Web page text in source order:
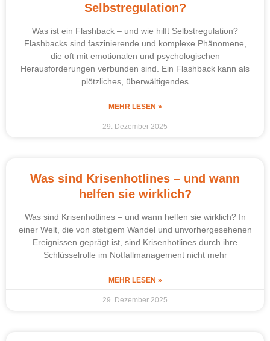
Selbstregulation?
Was ist ein Flashback – und wie hilft Selbstregulation?
Flashbacks sind faszinierende und komplexe Phänomene,
die oft mit emotionalen und psychologischen
Herausforderungen verbunden sind. Ein Flashback kann als
plötzliches, überwältigendes
MEHR LESEN »
29. Dezember 2025
Was sind Krisenhotlines – und wann
helfen sie wirklich?
Was sind Krisenhotlines – und wann helfen sie wirklich? In
einer Welt, die von stetigem Wandel und unvorhergesehenen
Ereignissen geprägt ist, sind Krisenhotlines durch ihre
Schlüsselrolle im Notfallmanagement nicht mehr
MEHR LESEN »
29. Dezember 2025